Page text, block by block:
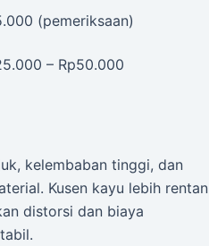
(pemeriksaan)
– Rp50.000
kelembaban tinggi, dan
Kusen kayu lebih rentan
distorsi dan biaya